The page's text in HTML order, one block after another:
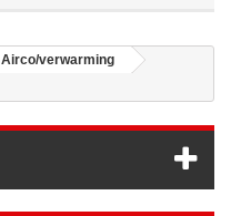
Airco/verwarming